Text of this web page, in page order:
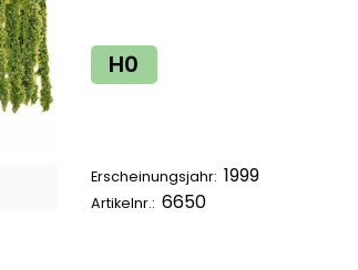
H0
Erscheinungsjahr: 1999
Artikelnr.: 6650